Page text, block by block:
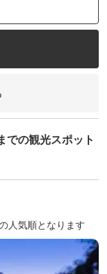
での観光スポット
人気順となります